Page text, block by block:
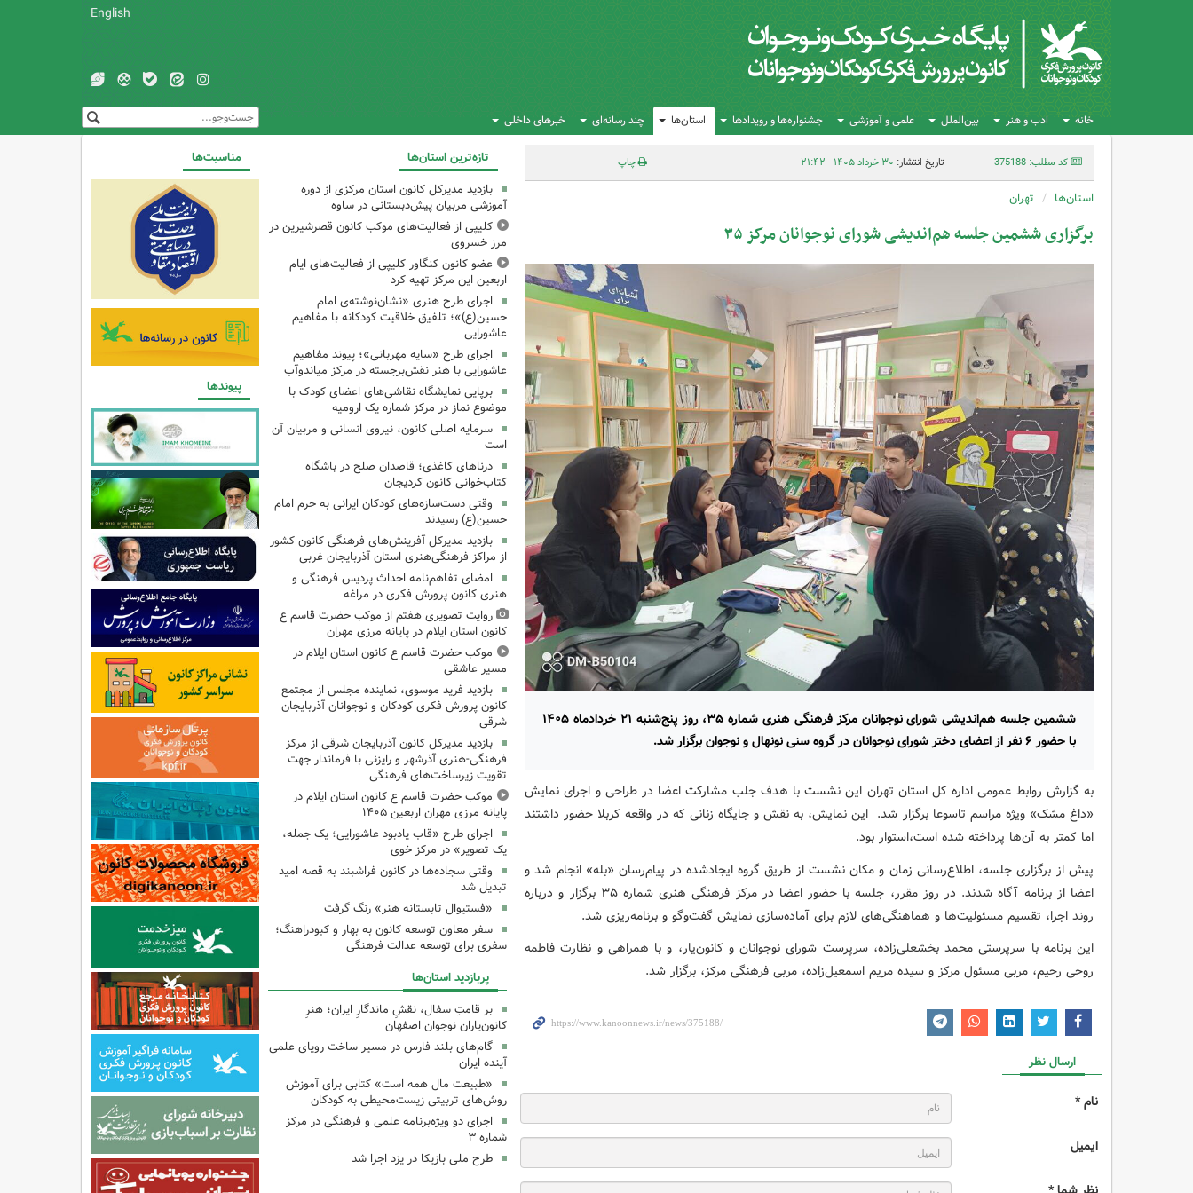
English
خانه ادب و هنر بین‌الملل علمی و آموزشی جشنواره‌ها و رویدادها استان‌ها چند رسانه‌ای خبرهای داخلی
کد مطلب: 375188 تاریخ انتشار: ۳۰ خرداد ۱۴۰۵ - ۲۱:۴۲ چاپ
استان‌ها تهران
برگزاری ششمین جلسه هم‌اندیشی شورای نوجوانان مرکز ۳۵
ششمین جلسه هم‌اندیشی شورای نوجوانان مرکز فرهنگی هنری شماره ۳۵، روز پنج‌شنبه ۲۱ خردادماه ۱۴۰۵
با حضور ۶ نفر از اعضای دختر شورای نوجوانان در گروه سنی نونهال و نوجوان برگزار شد.
به گزارش روابط عمومی اداره کل استان تهران این نشست با هدف جلب مشارکت اعضا در طراحی و اجرای نمایش
«داغ مشک» ویژه مراسم تاسوعا برگزار شد. این نمایش، به نقش و جایگاه زنانی که در واقعه کربلا حضور داشتند
اما کمتر به آن‌ها پرداخته شده است،استوار بود.
پیش از برگزاری جلسه، اطلاع‌رسانی زمان و مکان نشست از طریق گروه ایجادشده در پیام‌رسان «بله» انجام شد و
اعضا از برنامه آگاه شدند. در روز مقرر، جلسه با حضور اعضا در مرکز فرهنگی هنری شماره ۳۵ برگزار و درباره
روند اجرا، تقسیم مسئولیت‌ها و هماهنگی‌های لازم برای آماده‌سازی نمایش گفت‌وگو و برنامه‌ریزی شد.
این برنامه با سرپرستی محمد بخشعلی‌زاده، سرپرست شورای نوجوانان و کانون‌یار، و با همراهی و نظارت فاطمه
روحی رحیم، مربی مسئول مرکز و سیده مریم اسمعیل‌زاده، مربی فرهنگی مرکز، برگزار شد.
ارسال نظر
نام *
ایمیل
تازه‌ترین استان‌ها
بازدید مدیرکل کانون استان مرکزی از دوره
آموزشی مربیان پیش‌دبستانی در ساوه
کلیپی از فعالیت‌های موکب کانون قصرشیرین در
مرز خسروی
عضو کانون کنگاور کلیپی از فعالیت‌های ایام
اربعین این مرکز تهیه کرد
اجرای طرح هنری «نشان‌نوشته‌ی امام
حسین(ع)»؛ تلفیق خلاقیت کودکانه با مفاهیم
عاشورایی
اجرای طرح «سایه مهربانی»؛ پیوند مفاهیم
عاشورایی با هنر نقش‌برجسته در مرکز میاندوآب
برپایی نمایشگاه نقاشی‌های اعضای کودک با
موضوع نماز در مرکز شماره یک ارومیه
سرمایه اصلی کانون، نیروی انسانی و مربیان آن
است
درناهای کاغذی؛ قاصدان صلح در باشگاه
کتاب‌خوانی کانون کردیجان
وقتی دست‌سازه‌های کودکان ایرانی به حرم امام
حسین(ع) رسیدند
بازدید مدیرکل آفرینش‌های فرهنگی کانون کشور
از مراکز فرهنگی‌هنری استان آذربایجان غربی
امضای تفاهم‌نامه احداث پردیس فرهنگی و
هنری کانون پرورش فکری در مراغه
روایت تصویری هفتم از موکب حضرت قاسم ع
کانون استان ایلام در پایانه مرزی مهران
موکب حضرت قاسم ع کانون استان ایلام در
مسیر عاشقی
بازدید فرید موسوی، نماینده مجلس از مجتمع
کانون پرورش فکری کودکان و نوجوانان آذربایجان
شرقی
بازدید مدیرکل کانون آذربایجان شرقی از مرکز
فرهنگی‌-هنری آذرشهر و رایزنی با فرماندار جهت
تقویت زیرساخت‌های فرهنگی
موکب حضرت قاسم ع کانون استان ایلام در
پایانه مرزی مهران اربعین ۱۴۰۵
اجرای طرح «قاب یادبود عاشورایی؛ یک جمله،
یک تصویر» در مرکز خوی
وقتی سجاده‌ها در کانون فراشبند به قصه امید
تبدیل شد
«فستیوال تابستانه هنر» رنگ گرفت
سفر معاون توسعه کانون به بهار و کبودراهنگ؛
سفری برای توسعه عدالت فرهنگی
پربازدید استان‌ها
بر قامتِ سفال، نقشِ ماندگارِ ایران؛ هنرِ
کانون‌یاران نوجوان اصفهان
گام‌های بلند فارس در مسیر ساخت رویای علمی
آینده ایران
«طبیعت مال همه است» کتابی برای آموزش
روش‌های تربیتی زیست‌محیطی به کودکان
اجرای دو ویژه‌برنامه علمی و فرهنگی در مرکز
شماره ۳
طرح ملی بازیکا در یزد اجرا شد
مناسبت‌ها
پیوندها